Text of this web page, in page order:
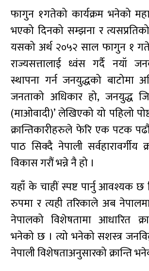
फागुन १गतेको कार्यक्रम भनेको
भएको दिनको सम्झना र त्यसप्रतिको
यसको अर्थ २०५२ साल फागुन १ गते
राज्यसत्तालाई ध्वंस गर्दै नयॉ
स्थापना गर्न जनयुद्धको बाटोमा
जनताको अधिकार हो, जनयुद्ध
(माओवादी)’ लेखिएको यो पहिलो
क्रान्तिकारीहरुले फेरि एक पटक
पाठ सिक्दै नेपाली सर्वहारावर्गीय
विकास गरौं भन्ने नै हो ।
यहाँ के चाहीं स्पष्ट पार्नु आवश्यक छ
रुपमा र त्यही तरिकाले अब
नेपालको विशेषतामा आधारित
भनेको छ । त्यो भनेको सशस्त्र
नेपाली विशेषताअनुसारको क्रान्ति